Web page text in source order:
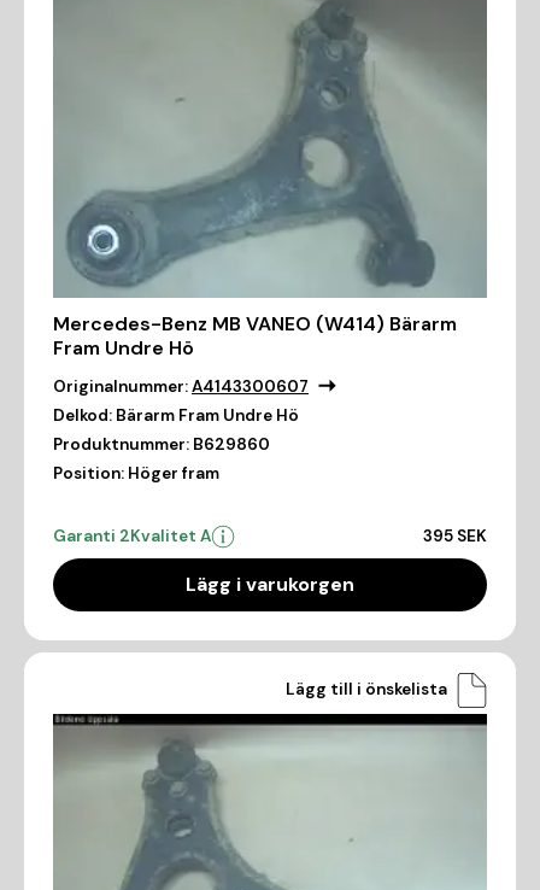
Mercedes-Benz MB VANEO (W414) Bärarm
Fram Undre Hö
Originalnummer:A4143300607
Delkod: Bärarm Fram Undre Hö
Produktnummer: B629860
Position: Höger fram
Garanti 2Kvalitet A 395 SEK
Lägg i varukorgen
Lägg till i önskelista